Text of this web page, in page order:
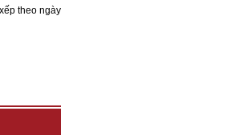
theo ngày